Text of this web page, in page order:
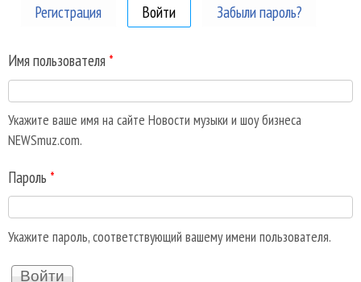
Регистрация Войти (активная вкладка)
Забыли пароль?
Имя пользователя *
Укажите ваше имя на сайте Новости музыки и шоу бизнеса
NEWSmuz.com.
Пароль *
Укажите пароль, соответствующий вашему имени пользователя.